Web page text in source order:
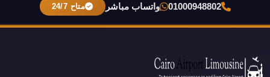
01000948802 واتساب مباشر متاح 24/7